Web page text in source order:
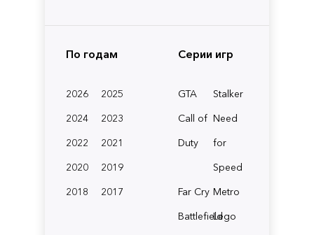
По годам
2026
2025
2024
2023
2022
2021
2020
2019
2018
2017
Серии игр
GTA
Stalker
Call of
Duty
Need
for
Speed
Far Cry Metro
BattlefieldLego